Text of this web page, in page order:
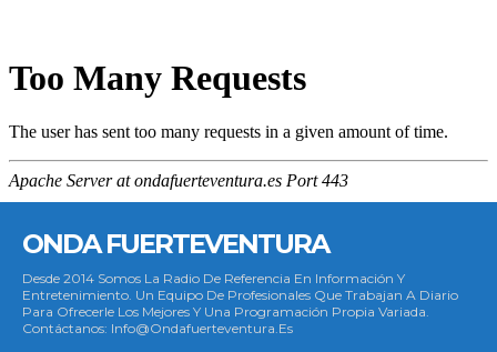
ONDA FUERTEVENTURA
Desde 2014 Somos La Radio De Referencia En Información Y
Entretenimiento. Un Equipo De Profesionales Que Trabajan A Diario
Para Ofrecerle Los Mejores Y Una Programación Propia Variada.
Contáctanos: Info@ondafuerteventura.es